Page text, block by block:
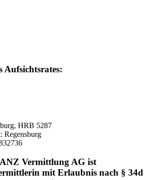
Aufsichtsrates:
HRB 5287
Regensburg
Vermittlung AG ist
mit Erlaubnis nach § 34d